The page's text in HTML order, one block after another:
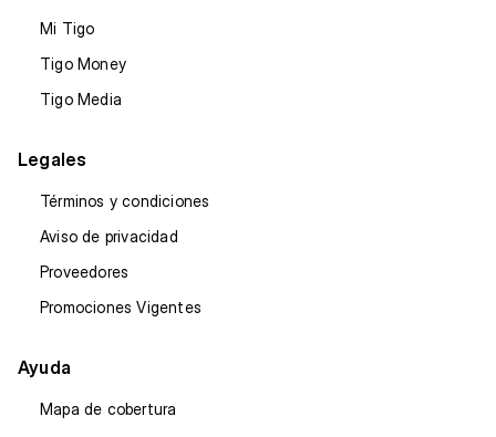
Mi Tigo
Tigo Money
Tigo Media
Legales
Términos y condiciones
Aviso de privacidad
Proveedores
Promociones Vigentes
Ayuda
Mapa de cobertura